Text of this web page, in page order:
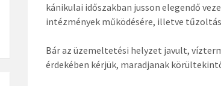
kánikulai időszakban jusson elegendő
intézmények működésére, illetve
Bár az üzemeltetési helyzet javult,
érdekében kérjük, maradjanak